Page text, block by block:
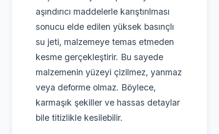
aşındırıcı maddelerle karıştırılması
sonucu elde edilen yüksek basınçlı
su jeti, malzemeye temas etmeden
kesme gerçekleştirir. Bu sayede
malzemenin yüzeyi çizilmez, yanmaz
veya deforme olmaz. Böylece,
karmaşık şekiller ve hassas detaylar
bile titizlikle kesilebilir.